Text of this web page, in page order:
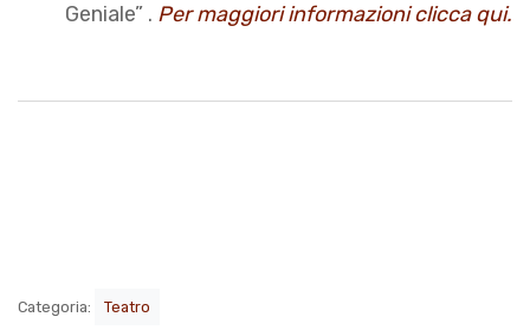
Geniale” . Per maggiori informazioni clicca qui.
Categoria: Teatro